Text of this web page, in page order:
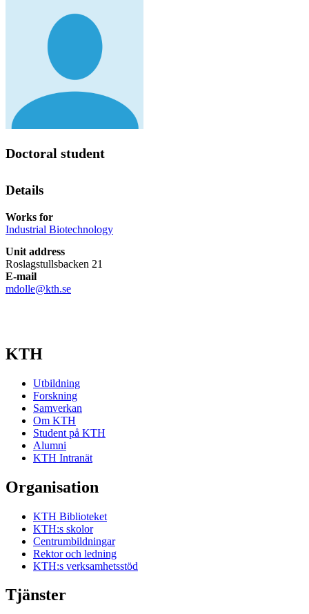
Doctoral student
Details
Works for
Industrial Biotechnology
Unit address
Roslagstullsbacken 21
E-mail
mdolle@kth.se
KTH
Utbildning
Forskning
Samverkan
Om KTH
Student på KTH
Alumni
KTH Intranät
Organisation
KTH Biblioteket
KTH:s skolor
Centrumbildningar
Rektor och ledning
KTH:s verksamhetsstöd
Tjänster